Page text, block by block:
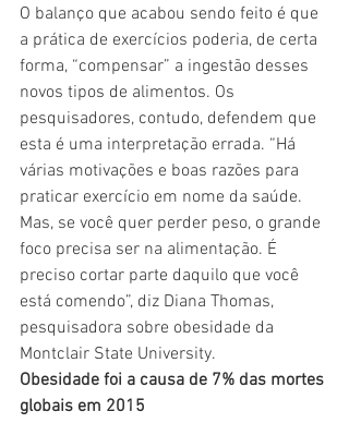
O balanço que acabou sendo feito é que
a prática de exercícios poderia, de certa
forma, “compensar” a ingestão desses
novos tipos de alimentos. Os
pesquisadores, contudo, defendem que
esta é uma interpretação errada. “Há
várias motivações e boas razões para
praticar exercício em nome da saúde.
Mas, se você quer perder peso, o grande
foco precisa ser na alimentação. É
preciso cortar parte daquilo que você
está comendo”, diz Diana Thomas,
pesquisadora sobre obesidade da
Montclair State University.
Obesidade foi a causa de 7% das mortes
globais em 2015